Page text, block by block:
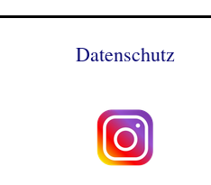
Datenschutz